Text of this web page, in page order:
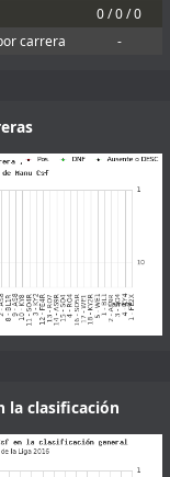
0 / 0 / 0
carrera
-
la clasificación